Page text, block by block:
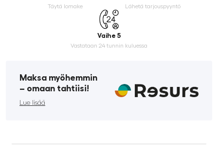
Täytä lomake Lähetä tarjouspyyntö
Vaihe 5
Vastataan 24 tunnin kuluessa
Maksa myöhemmin
­– omaan tahtiisi!
Lue lisää